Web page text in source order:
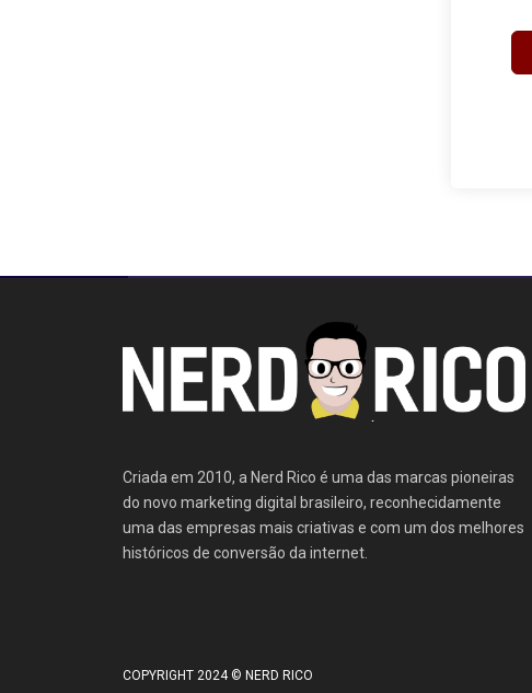
Criada em 2010, a Nerd Rico é uma das marcas pioneiras
do novo marketing digital brasileiro, reconhecidamente
uma das empresas mais criativas e com um dos melhores
históricos de conversão da internet.
COPYRIGHT 2024 © NERD RICO